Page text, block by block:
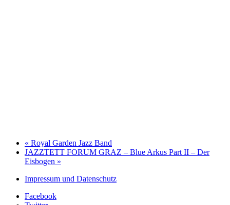
« Royal Garden Jazz Band
JAZZTETT FORUM GRAZ – Blue Arkus Part II – Der
Eisbogen »
Impressum und Datenschutz
Facebook